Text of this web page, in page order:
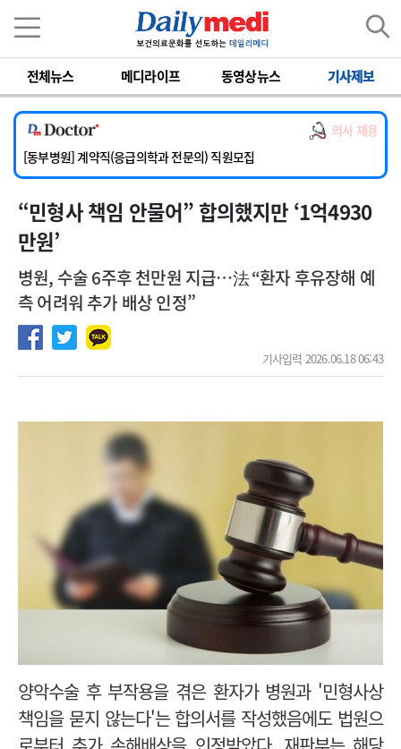
전체뉴스 메디라이프 동영상뉴스 기사제보
의사 채용
[서울아산병원] 2026년 하반기 인턴 모집
[영남대학교의료원] 마취통증의학과 임기제 임상의사 채용
[충남대학교병원] 소아청소년과(소아응급전담) 계약직 의사 공개채용
[동부병원] 계약직(응급의학과 전문의) 직원모집
[이대목동병원] 하반기 전공의(레지던트1년차) 모집
[서울아산병원] 2026년 하반기 인턴 모집
[영남대학교의료원] 마취통증의학과 임기제 임상의사 채용
“민형사 책임 안물어” 합의했지만 ‘1억4930
만원’
병원, 수술 6주후 천만원 지급…法 “환자 후유장해 예
측 어려워 추가 배상 인정”
기사입력 2026.06.18 06:43
양악수술 후 부작용을 겪은 환자가 병원과 '민형사상
책임을 묻지 않는다'는 합의서를 작성했음에도 법원으